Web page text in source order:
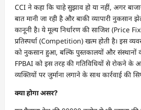
CCI ने कहा कि चाहे सुझाव हो या नहीं, अगर
बात मानी जा रही है और बाकी व्यापारी नुकसान
कानूनी है। ये मूल्य निर्धारण की साजिश (Price
प्रतिस्पर्धा (Competition) खत्म होती है। इस
को नुकसान हुआ, बल्कि पुस्तकालयों और संस्थानों
FPBAI को इस तरह की गतिविधियों से रोकने के
व्यक्तियों पर जुर्माना लगाने के साथ कार्रवाई की
क्या होगा असर?